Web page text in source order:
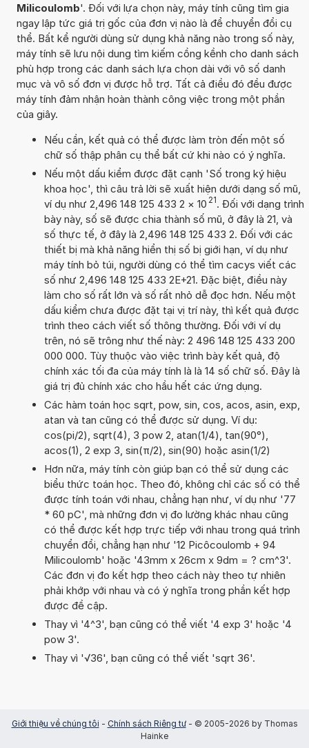
Milicoulomb'. Đối với lựa chọn này, máy tính cũng tìm gia
ngay lập tức giá trị gốc của đơn vị nào là để chuyển đổi cụ
thể. Bất kể người dùng sử dụng khả năng nào trong số này,
máy tính sẽ lưu nội dung tìm kiếm cồng kềnh cho danh sách
phù hợp trong các danh sách lựa chọn dài với vô số danh
mục và vô số đơn vị được hỗ trợ. Tất cả điều đó đều được
máy tính đảm nhận hoàn thành công việc trong một phần
của giây.
Nếu cần, kết quả có thể được làm tròn đến một số
chữ số thập phân cụ thể bất cứ khi nào có ý nghĩa.
Nếu một dấu kiểm được đặt cạnh 'Số trong ký hiệu
khoa học', thì câu trả lời sẽ xuất hiện dưới dạng số mũ,
ví dụ như 2,496 148 125 433 2 × 10 21. Đối với dạng trình
bày này, số sẽ được chia thành số mũ, ở đây là 21, và
số thực tế, ở đây là 2,496 148 125 433 2. Đối với các
thiết bị mà khả năng hiển thị số bị giới hạn, ví dụ như
máy tính bỏ túi, người dùng có thể tìm cacys viết các
số như 2,496 148 125 433 2E+21. Đặc biệt, điều này
làm cho số rất lớn và số rất nhỏ dễ đọc hơn. Nếu một
dấu kiểm chưa được đặt tại vị trí này, thì kết quả được
trình theo cách viết số thông thường. Đối với ví dụ
trên, nó sẽ trông như thế này: 2 496 148 125 433 200
000 000. Tùy thuộc vào việc trình bày kết quả, độ
chính xác tối đa của máy tính là là 14 số chữ số. Đây là
giá trị đủ chính xác cho hầu hết các ứng dụng.
Các hàm toán học sqrt, pow, sin, cos, acos, asin, exp,
atan và tan cũng có thể được sử dụng. Ví dụ:
cos(pi/2), sqrt(4), 3 pow 2, atan(1/4), tan(90°),
acos(1), 2 exp 3, sin(π/2), sin(90) hoặc asin(1/2)
Hơn nữa, máy tính còn giúp bạn có thể sử dụng các
biểu thức toán học. Theo đó, không chỉ các số có thể
được tính toán với nhau, chẳng hạn như, ví dụ như '77
* 60 pC', mà những đơn vị đo lường khác nhau cũng
có thể được kết hợp trực tiếp với nhau trong quá trình
chuyển đổi, chẳng hạn như '12 Picôcoulomb + 94
Milicoulomb' hoặc '43mm x 26cm x 9dm = ? cm^3'.
Các đơn vị đo kết hợp theo cách này theo tự nhiên
phải khớp với nhau và có ý nghĩa trong phần kết hợp
được đề cập.
Thay vì '4^3', bạn cũng có thể viết '4 exp 3' hoặc '4
pow 3'.
Thay vì '√36', bạn cũng có thể viết 'sqrt 36'.
Giới thiệu về chúng tôi - Chính sách Riêng tư- © 2005-2026 by Thomas
Hainke